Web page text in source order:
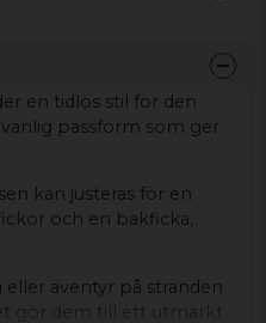
en tidlös stil för den
passform som ger
kan justeras för en
och en bakficka,
äventyr på stranden
gör dem till ett utmärkt